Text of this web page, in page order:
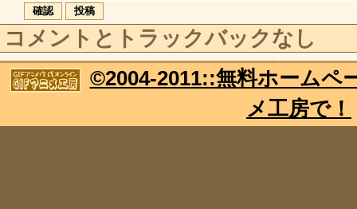
コメントとトラックバックなし
©2004-2011::無料ホームペ
メ工房で！